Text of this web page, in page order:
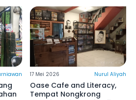
17 Mei 2026 Nurul Aliyah
Oase Cafe and Literacy,
Tempat Nongkrong